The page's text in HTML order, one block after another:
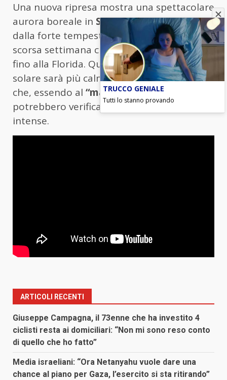
Una nuova ripresa mostra una spettacolare
aurora boreale in South Dakota, generata
dalla forte tempesta geomagnetica della
scorsa settimana che ha reso visibili le luci
fino alla Florida. Questa settimana l’attività
solare sarà più calma, ma la Nasa avverte
che, essendo al “massimo solare”
potrebbero verificarsi altre tempeste
intense.
ARTICOLI RECENTI
Giuseppe Campagna, il 73enne che ha investito 4
ciclisti resta ai domiciliari: “Non mi sono reso conto
di quello che ho fatto”
Media israeliani: “Ora Netanyahu vuole dare una
chance al piano per Gaza, l’esercito si sta ritirando”
TRUCCO GENIALE
Tutti lo stanno provando